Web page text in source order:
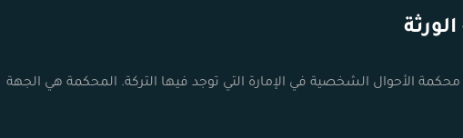
الأحوال الشخصية في الإمارة التي توجد فيها التركة. المحكمة هي الجهة